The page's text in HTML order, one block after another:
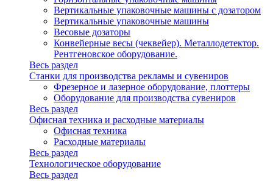
Вертикальные упаковочные машины с дозатором
Вертикальные упаковочные машины
Весовые дозаторы
Конвейерные весы (чеквейер). Металлодетектор.
Рентгеновское оборудование.
Весь раздел
Станки для производства рекламы и сувениров
Фрезерное и лазерное оборудование, плоттеры
Оборудование для производства сувениров
Весь раздел
Офисная техника и расходные материалы
Офисная техника
Расходные материалы
Весь раздел
Технологическое оборудование
Весь раздел